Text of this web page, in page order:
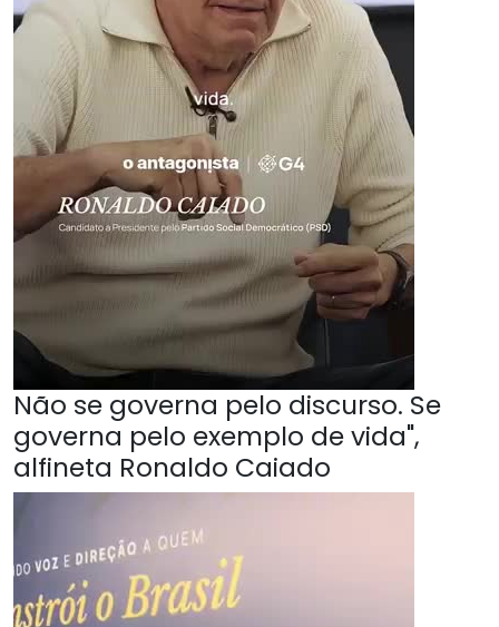
Não se governa pelo discurso. Se
governa pelo exemplo de vida",
alfineta Ronaldo Caiado